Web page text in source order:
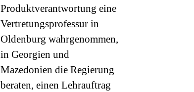
Produktverantwortung eine
Vertretungsprofessur in
Oldenburg wahrgenommen,
in Georgien und
Mazedonien die Regierung
beraten, einen Lehrauftrag